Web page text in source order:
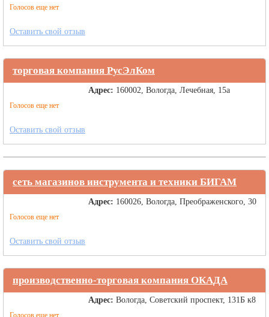
Голосов еще нет
Оставить свой отзыв
торговая компания РусЭлКом
Голосов еще нет
Адрес: 160002, Вологда, Лечебная, 15а
Оставить свой отзыв
сеть магазинов инструмента и техники БИГАМ
Голосов еще нет
Адрес: 160026, Вологда, Преображенского, 30
Оставить свой отзыв
производственно-торговая компания ОКАДА
Голосов еще нет
Адрес: Вологда, Советский проспект, 131Б к8